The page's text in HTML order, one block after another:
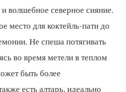
волшебное северное сияние.
место для коктейль-пати до
Не спеша потягивать
во время метели в теплом
быть более
есть алтарь, идеально